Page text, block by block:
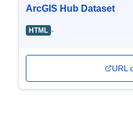
ArcGIS Hub Dataset
HTML -
URL